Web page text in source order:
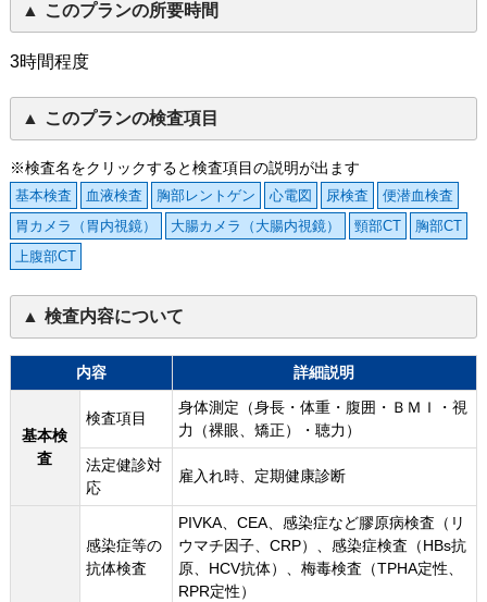
このプランの所要時間
3時間程度
このプランの検査項目
※検査名をクリックすると検査項目の説明が出ます
基本検査 血液検査 胸部レントゲン 心電図 尿検査
便潜血検査
胃カメラ（胃内視鏡）
大腸カメラ（大腸内視鏡） 頸部CT
胸部CT
上腹部CT
検査内容について
内容 詳細説明
基本検
査
検査項目
身体測定（身長・体重・腹囲・ＢＭＩ・視
力（裸眼、矯正）・聴力）
法定健診対
応
雇入れ時、定期健康診断
感染症等の
抗体検査
PIVKA、CEA、感染症など膠原病検査（リ
ウマチ因子、CRP）、感染症検査（HBs抗
原、HCV抗体）、梅毒検査（TPHA定性、
RPR定性）